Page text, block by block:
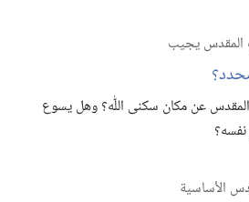
المقدس يجيب
المقدس عن مكان سكنى اللّٰه؟‏ وهل يسوع
الأساسية